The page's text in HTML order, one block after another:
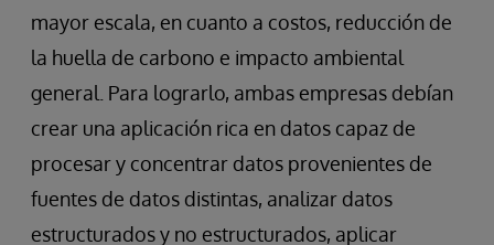
mayor escala, en cuanto a costos, reducción de
la huella de carbono e impacto ambiental
general. Para lograrlo, ambas empresas debían
crear una aplicación rica en datos capaz de
procesar y concentrar datos provenientes de
fuentes de datos distintas, analizar datos
estructurados y no estructurados, aplicar